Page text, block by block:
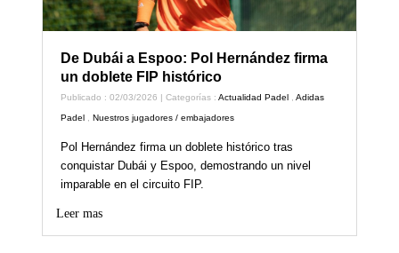
De Dubái a Espoo: Pol Hernández firma
un doblete FIP histórico
Publicado : 02/03/2026 | Categorías :Actualidad Padel ,Adidas
Padel , Nuestros jugadores / embajadores
Pol Hernández firma un doblete histórico tras
conquistar Dubái y Espoo, demostrando un nivel
imparable en el circuito FIP.
Leer mas